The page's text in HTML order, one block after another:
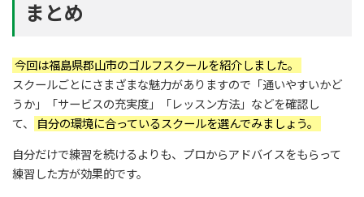
まとめ
今回は福島県郡山市のゴルフスクールを紹介しました。
スクールごとにさまざまな魅力がありますので「通いやすいかど
うか」「サービスの充実度」「レッスン方法」などを確認し
て、
自分の環境に合っているスクールを選んでみましょう。
自分だけで練習を続けるよりも、プロからアドバイスをもらって
練習した方が効果的です。